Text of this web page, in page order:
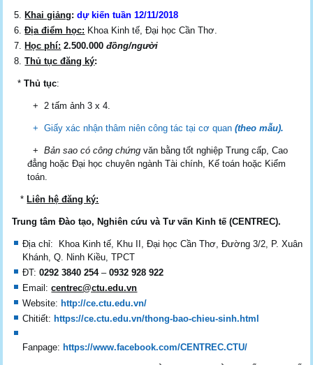
Khai giảng:dự kiến tuần12/11/2018
Địa điểm học: Khoa Kinh tế, Đại học Cần Thơ.
Học phí: 2.500.000 đồng/người
Thủ tục đăng ký:
*Thủ tục:
+ 2 tấm ảnh 3 x 4.
+ Giấy xác nhận thâm niên công tác tại cơ quan(theo mẫu).
+Bản sao có công chứng văn bằng tốt nghiệp Trung cấp, Cao
đẳng hoặc Đại học chuyên ngành Tài chính, Kế toán hoặc Kiểm
toán.
* Liên hệ đăng ký:
Trung tâm Đào tạo, Nghiên cứu và Tư vấn Kinh tế (CENTREC).
Địa chỉ: Khoa Kinh tế, Khu II, Đại học Cần Thơ, Đường 3/2, P. Xuân
Khánh, Q. Ninh Kiều, TPCT
ĐT:0292 3840 254–0932 928 922
Email:centrec@ctu.edu.vn
Website: http://ce.ctu.edu.vn/
Chitiết: https://ce.ctu.edu.vn/thong-bao-chieu-sinh.html
Fanpage: https://www.facebook.com/CENTREC.CTU/